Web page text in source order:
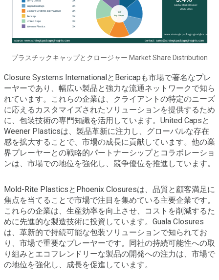
プラスチックキャップとクロージャー Market Share Distribution
Closure Systems InternationalとBericapも市場で著名なプレ
ーヤーであり、幅広い製品と強力な流通ネットワークで知ら
れています。これらの企業は、クライアントの特定のニーズ
に応えるカスタマイズされたソリューションを提供するため
に、包装技術の専門知識を活用しています。United Capsと
Weener Plasticsは、製品革新に注力し、グローバルな存在
感を拡大することで、市場の成長に貢献しています。他の業
界プレーヤーとの戦略的パートナーシップとコラボレーショ
ンは、市場での地位を強化し、競争優位を推進しています。
Mold-Rite PlasticsとPhoenix Closuresは、品質と顧客満足に
焦点を当てることで市場で注目を集めている主要企業です。
これらの企業は、生産効率を向上させ、コストを削減するた
めに先進的な製造技術に投資しています。Guala Closures
は、革新的で持続可能な包装ソリューションで知られてお
り、市場で重要なプレーヤーです。同社の持続可能性への取
り組みとエコフレンドリーな製品の開発への注力は、市場で
の地位を強化し、成長を促進しています。